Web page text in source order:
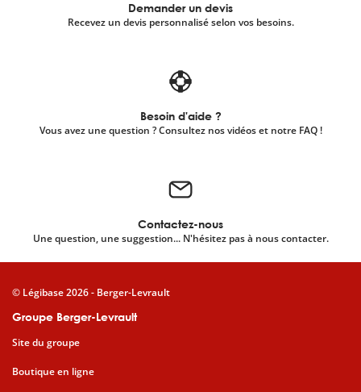
Demander un devis
Recevez un devis personnalisé selon vos besoins.
Besoin d'aide ?
Vous avez une question ? Consultez nos vidéos et notre FAQ !
Contactez-nous
Une question, une suggestion... N'hésitez pas à nous contacter.
Groupe Berger-Levrault
Site du groupe
Boutique en ligne
© Légibase 2026 - Berger-Levrault